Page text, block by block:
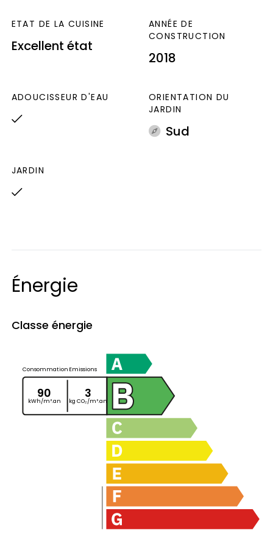
compris).
Les informations sur les risques auxquels ce
Géorisques : www.georisques.gouv.fr
ETAT DE LA CUISINE
Excellent état
ANNÉE DE
CONSTRUCTION
2018
ADOUCISSEUR D'EAU
ORIENTATION DU
JARDIN
Sud
JARDIN
Énergie
Classe énergie
Consommation
90
kWh/m².an
Emissions
3
kg CO₂/m².an